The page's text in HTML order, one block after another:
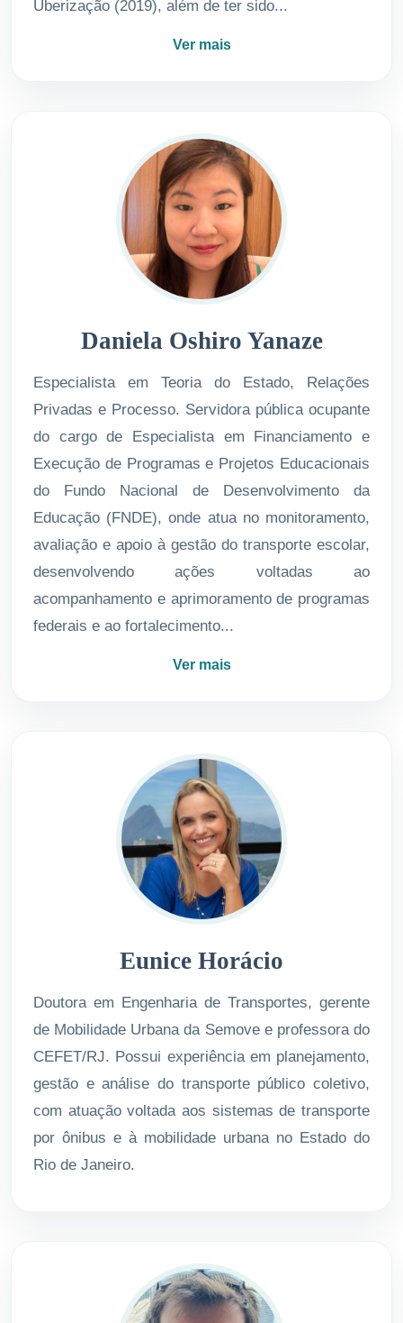
Uberização (2019), além de ter sido...
Ver mais
Daniela Oshiro Yanaze
Especialista em Teoria do Estado, Relações
Privadas e Processo. Servidora pública ocupante
do cargo de Especialista em Financiamento e
Execução de Programas e Projetos Educacionais
do Fundo Nacional de Desenvolvimento da
Educação (FNDE), onde atua no monitoramento,
avaliação e apoio à gestão do transporte escolar,
desenvolvendo ações voltadas ao
acompanhamento e aprimoramento de programas
federais e ao fortalecimento...
Ver mais
Eunice Horácio
Doutora em Engenharia de Transportes, gerente
de Mobilidade Urbana da Semove e professora do
CEFET/RJ. Possui experiência em planejamento,
gestão e análise do transporte público coletivo,
com atuação voltada aos sistemas de transporte
por ônibus e à mobilidade urbana no Estado do
Rio de Janeiro.